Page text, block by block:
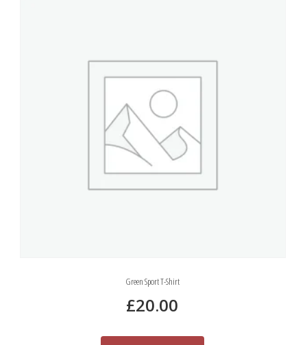
Green Sport T-Shirt
£20.00